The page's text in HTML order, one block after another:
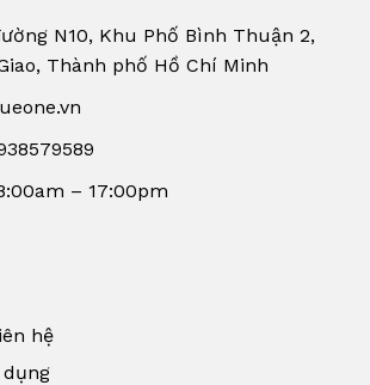
N10, Khu Phố Bình Thuận 2,
Thành phố Hồ Chí Minh
– 17:00pm
hệ